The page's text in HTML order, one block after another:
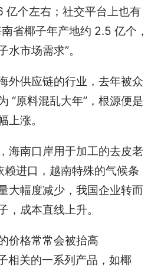
亿个左右；社交平台上也有
省椰子年产地约 2.5 亿个，
市场需求”。
外供应链的行业，去年被众
“原料混乱大年”，根源便是
上涨。
海南口岸用于加工的去皮老
进口，越南特殊的气候条
大幅度减少，我国企业转而
，成本直线上升。
价格常常会被抬高
相关的一系列产品，如椰